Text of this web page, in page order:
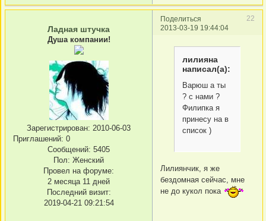
Поделиться
22
2013-03-19 19:44:04
Ладная штучка
Душа компании!
Зарегистрирован: 2010-06-03
Приглашений: 0
Сообщений: 5405
Пол: Женский
Провел на форуме:
2 месяца 11 дней
Последний визит:
2019-04-21 09:21:54
лилияна
написал(а):
Варюш а ты
? с нами ?
Филипка я
принесу на в
список )
Лилиянчик, я же
бездомная сейчас, мне
не до кукол пока